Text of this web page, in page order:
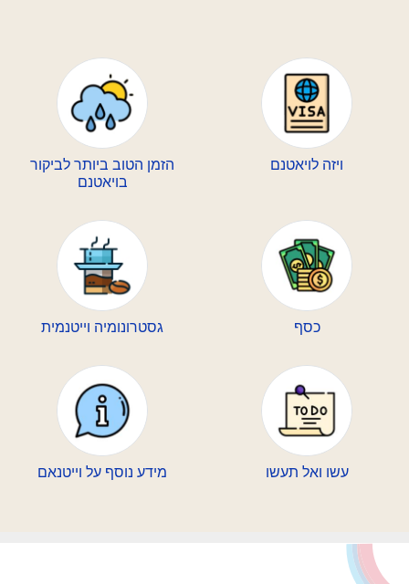
ויזה לויאטנם
הזמן הטוב ביותר לביקור
בויאטנם
כסף גסטרונומיה וייטנמית
עשו ואל תעשו מידע נוסף על וייטנאם